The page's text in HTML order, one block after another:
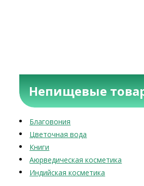
Непищевые
Благовония
Цветочная вода
Книги
Аюрведическая косметика
Индийская косметика